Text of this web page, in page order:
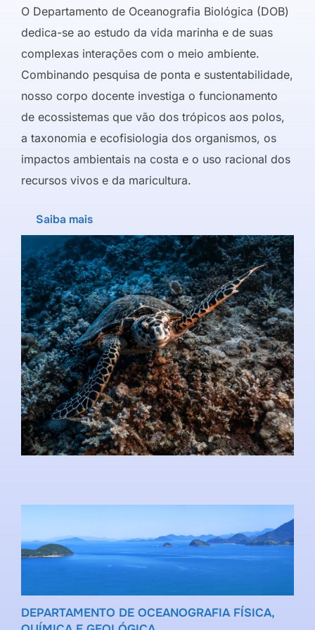
O Departamento de Oceanografia Biológica (DOB)
dedica-se ao estudo da vida marinha e de suas
complexas interações com o meio ambiente.
Combinando pesquisa de ponta e sustentabilidade,
nosso corpo docente investiga o funcionamento
de ecossistemas que vão dos trópicos aos polos,
a taxonomia e ecofisiologia dos organismos, os
impactos ambientais na costa e o uso racional dos
recursos vivos e da maricultura.
Saiba mais
DEPARTAMENTO DE OCEANOGRAFIA FÍSICA,